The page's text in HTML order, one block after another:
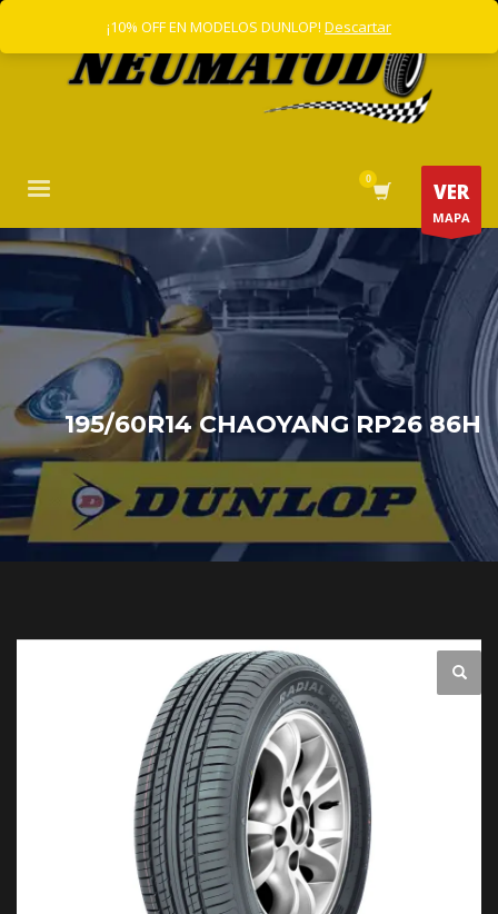
VER
MAPA
195/60R14 CHAOYANG RP26 86H
¡10% OFF EN MODELOS DUNLOP! Descartar